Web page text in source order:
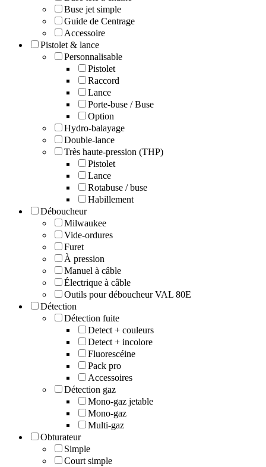
Buse jet simple
Guide de Centrage
Accessoire
Pistolet & lance
Personnalisable
Pistolet
Raccord
Lance
Porte-buse / Buse
Option
Hydro-balayage
Double-lance
Très haute-pression (THP)
Pistolet
Lance
Rotabuse / buse
Habillement
Déboucheur
Milwaukee
Vide-ordures
Furet
À pression
Manuel à câble
Électrique à câble
Outils pour déboucheur VAL 80E
Détection
Détection fuite
Detect + couleurs
Detect + incolore
Fluorescéine
Pack pro
Accessoires
Détection gaz
Mono-gaz jetable
Mono-gaz
Multi-gaz
Obturateur
Simple
Court simple